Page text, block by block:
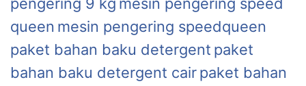
queen mesin pengering speedqueen
paket bahan baku detergent paket
bahan baku detergent cairpaket bahan